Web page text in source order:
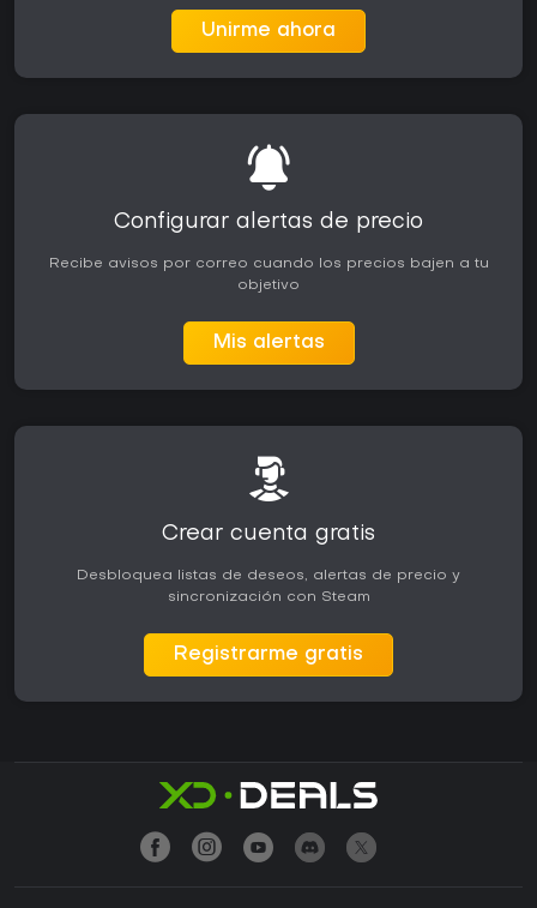
Unirme ahora
Configurar alertas de precio
Recibe avisos por correo cuando los precios bajen a tu
objetivo
Mis alertas
Crear cuenta gratis
Desbloquea listas de deseos, alertas de precio y
sincronización con Steam
Registrarme gratis